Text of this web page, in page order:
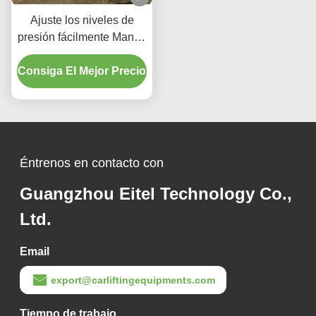
Ajuste los niveles de
presión fácilmente Mango
de control de baja presión
móvil Cambiador de
neumáticos
Consiga El Mejor Precio
Éntrenos en contacto con
Guangzhou Eitel Technology Co.,
Ltd.
Email
export@carliftingequipments.com